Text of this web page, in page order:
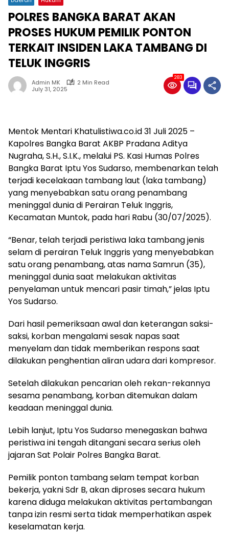
POLRES BANGKA BARAT AKAN
PROSES HUKUM PEMILIK PONTON
TERKAIT INSIDEN LAKA TAMBANG DI
TELUK INGGRIS
Admin MK
2 Min Read
July 31, 2025
283
Mentok Mentari Khatulistiwa.co.id 31 Juli 2025 –
Kapolres Bangka Barat AKBP Pradana Aditya
Nugraha, S.H., S.I.K., melalui PS. Kasi Humas Polres
Bangka Barat Iptu Yos Sudarso, membenarkan telah
terjadi kecelakaan tambang laut (laka tambang)
yang menyebabkan satu orang penambang
meninggal dunia di Perairan Teluk Inggris,
Kecamatan Muntok, pada hari Rabu (30/07/2025).
“Benar, telah terjadi peristiwa laka tambang jenis
selam di perairan Teluk Inggris yang menyebabkan
satu orang penambang, atas nama Samrun (35),
meninggal dunia saat melakukan aktivitas
penyelaman untuk mencari pasir timah,” jelas Iptu
Yos Sudarso.
Dari hasil pemeriksaan awal dan keterangan saksi-
saksi, korban mengalami sesak napas saat
menyelam dan tidak memberikan respons saat
dilakukan penghentian aliran udara dari kompresor.
Setelah dilakukan pencarian oleh rekan-rekannya
sesama penambang, korban ditemukan dalam
keadaan meninggal dunia.
Lebih lanjut, Iptu Yos Sudarso menegaskan bahwa
peristiwa ini tengah ditangani secara serius oleh
jajaran Sat Polair Polres Bangka Barat.
Pemilik ponton tambang selam tempat korban
bekerja, yakni Sdr B, akan diproses secara hukum
karena diduga melakukan aktivitas pertambangan
tanpa izin resmi serta tidak memperhatikan aspek
keselamatan kerja.